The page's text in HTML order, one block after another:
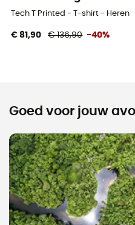
Tech T Printed - T-shirt - Heren
€ 81,90 € 136,90 -40%
Goed voor jouw